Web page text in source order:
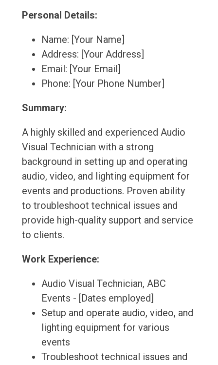
Personal Details:
Name: [Your Name]
Address: [Your Address]
Email: [Your Email]
Phone: [Your Phone Number]
Summary:
A highly skilled and experienced Audio
Visual Technician with a strong
background in setting up and operating
audio, video, and lighting equipment for
events and productions. Proven ability
to troubleshoot technical issues and
provide high-quality support and service
to clients.
Work Experience:
Audio Visual Technician, ABC
Events - [Dates employed]
Setup and operate audio, video, and
lighting equipment for various
events
Troubleshoot technical issues and